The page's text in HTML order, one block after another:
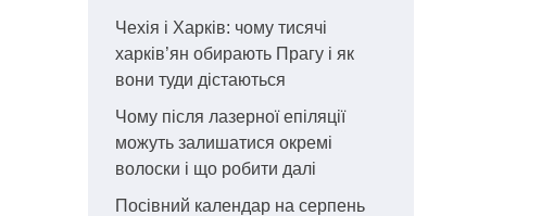
Чехія і Харків: чому тисячі
харків’ян обирають Прагу і як
вони туди дістаються
Чому після лазерної епіляції
можуть залишатися окремі
волоски і що робити далі
Посівний календар на серпень